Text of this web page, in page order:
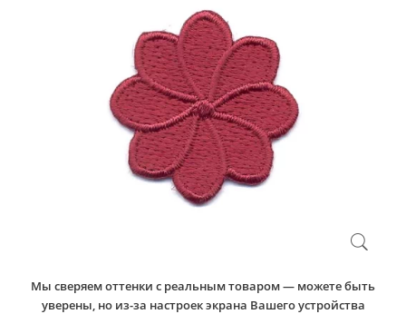
Мы сверяем оттенки с реальным товаром — можете быть
уверены, но из-за настроек экрана Вашего устройства